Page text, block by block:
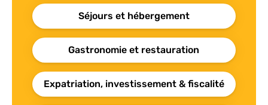
Séjours et hébergement
Gastronomie et restauration
Expatriation, investissement & fiscalité